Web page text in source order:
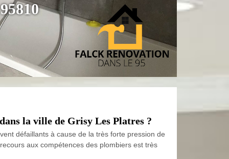
la ville de Grisy Les Platres ?
défaillants à cause de la très forte pression de
aux compétences des plombiers est très